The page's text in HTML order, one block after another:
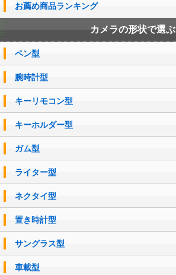
お薦め商品ランキング
カメラの形状で選ぶ
ペン型
腕時計型
キーリモコン型
キーホルダー型
ガム型
ライター型
ネクタイ型
置き時計型
サングラス型
車載型